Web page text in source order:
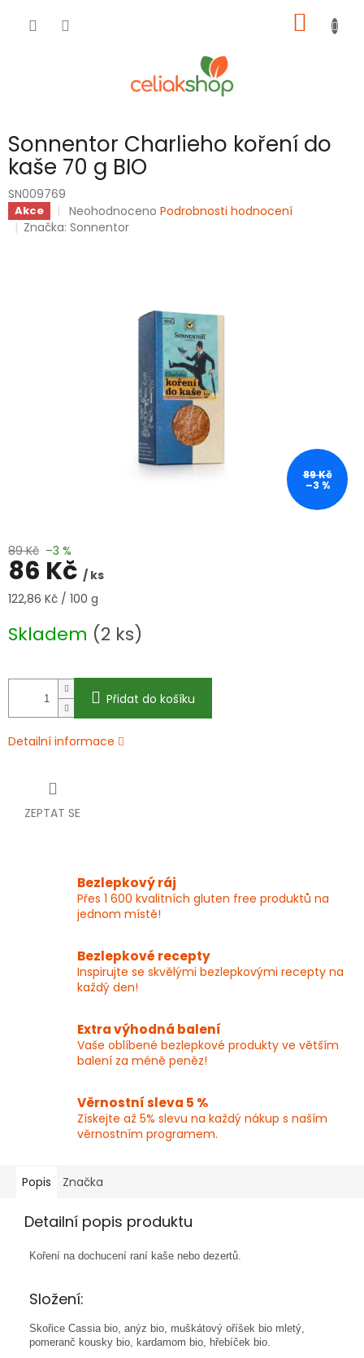
KOŠÍK
Sonnentor Charlieho koření do
kaše 70 g BIO
SN009769
Akce
Průměrné
hodnocení
Neohodnoceno Podrobnosti hodnocení
Značka:Sonnentor
89 Kč
–3 %
89 Kč –3 %
86 Kč / ks
Měrná
122,86 Kč / 100 g
Skladem (2 ks)
Přidat do košíku
Detailní informace
ZEPTAT SE
Bezlepkový ráj
Přes 1 600 kvalitních gluten free produktů na
jednom místě!
Bezlepkové recepty
Inspirujte se skvělými bezlepkovými recepty na
každý den!
Extra výhodná balení
Vaše oblíbené bezlepkové produkty ve větším
balení za méně peněz!
Věrnostní sleva 5 %
Získejte až 5% slevu na každý nákup s naším
věrnostním programem.
Popis Značka
Detailní popis produktu
Koření na dochucení raní kaše nebo dezertů.
Složení:
Skořice Cassia bio, anýz bio, muškátový oříšek bio mletý,
pomeranč kousky bio, kardamom bio, hřebíček bio.